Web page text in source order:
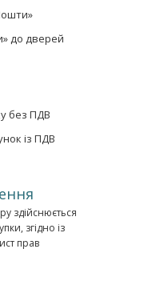
до дверей
без ПДВ
із ПДВ
здійснюється
згідно із
прав